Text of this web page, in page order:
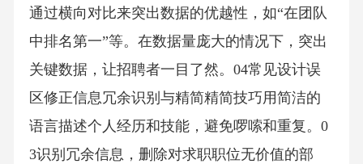
通过横向对比来突出数据的优越性，如“在团队
中排名第一”等。在数据量庞大的情况下，突出
关键数据，让招聘者一目了然。04常见设计误
区修正信息冗余识别与精简精简技巧用简洁的
语言描述个人经历和技能，避免啰嗦和重复。0
3识别冗余信息，删除对求职职位无价值的部